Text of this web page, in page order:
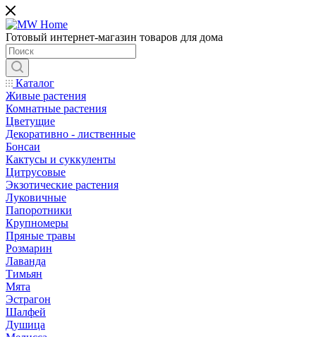
Готовый интернет-магазин товаров для дома
Каталог
Живые растения
Комнатные растения
Цветущие
Декоративно - лиственные
Бонсаи
Кактусы и суккуленты
Цитрусовые
Экзотические растения
Луковичные
Папоротники
Крупномеры
Пряные травы
Розмарин
Лаванда
Тимьян
Мята
Эстрагон
Шалфей
Душица